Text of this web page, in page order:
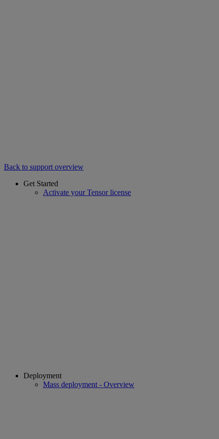
Back to support overview
Get Started
Activate your Tensor license
Deployment
Mass deployment - Overview